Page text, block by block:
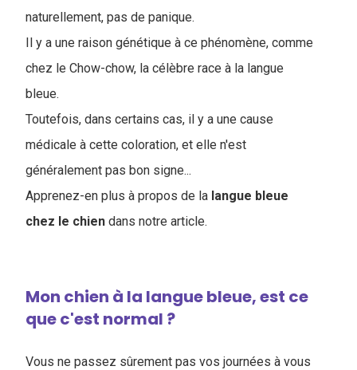
naturellement, pas de panique.
Il y a une raison génétique à ce phénomène, comme
chez le Chow-chow, la célèbre race à la langue
bleue.
Toutefois, dans certains cas, il y a une cause
médicale à cette coloration, et elle n'est
généralement pas bon signe...
Apprenez-en plus à propos de la langue bleue
chez le chien dans notre article.
Mon chien à la langue bleue, est ce
que c'est normal ?
Vous ne passez sûrement pas vos journées à vous